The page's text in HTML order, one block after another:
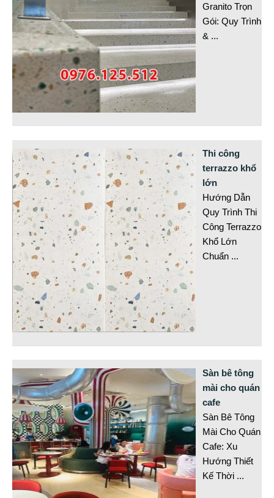
Granito Trọn
Gói: Quy Trình
& ...
Thi công
terrazzo khổ
lớn
Hướng Dẫn
Quy Trình Thi
Công Terrazzo
Khổ Lớn
Chuẩn ...
Sàn bê tông
mài cho quán
cafe
Sàn Bê Tông
Mài Cho Quán
Cafe: Xu
Hướng Thiết
Kế Thời ...